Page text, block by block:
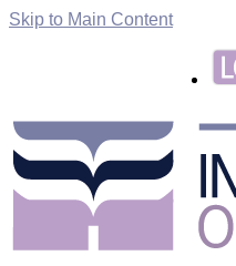
Skip to Main Content